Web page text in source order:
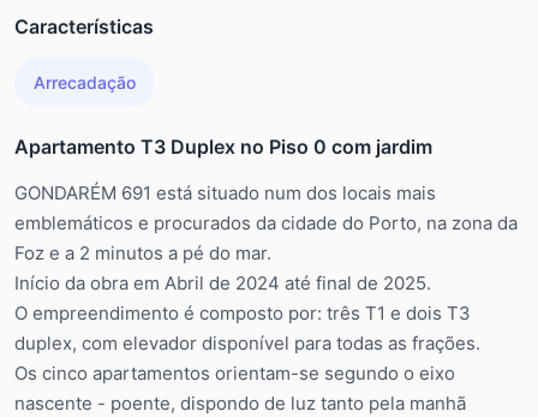
Características
Arrecadação
Apartamento T3 Duplex no Piso 0 com jardim
GONDARÉM 691 está situado num dos locais mais
emblemáticos e procurados da cidade do Porto, na zona da
Foz e a 2 minutos a pé do mar.
Início da obra em Abril de 2024 até final de 2025.
O empreendimento é composto por: três T1 e dois T3
duplex, com elevador disponível para todas as frações.
Os cinco apartamentos orientam-se segundo o eixo
nascente - poente, dispondo de luz tanto pela manhã